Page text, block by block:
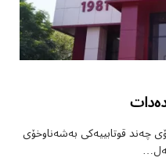
چەند قوتابییەکی بەشەناوخۆی